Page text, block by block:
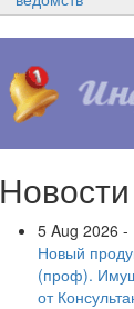
5 Aug 2026 -
Новый
(проф).
от